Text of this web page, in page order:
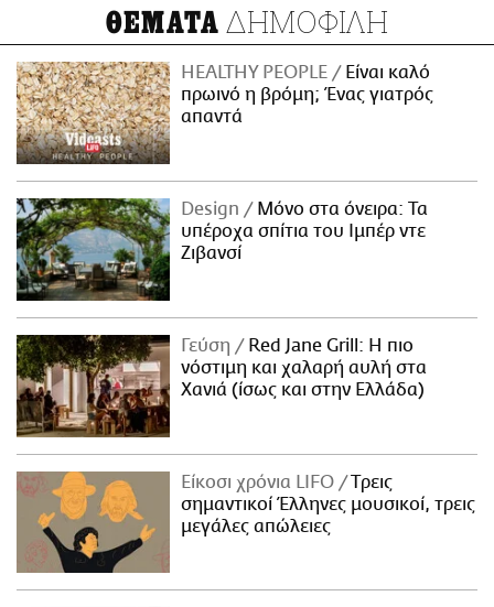
ΘΕΜΑΤΑ ΔΗΜΟΦΙΛΗ
HEALTHY PEOPLE
Είναι καλό
πρωινό η βρόμη; Ένας γιατρός
απαντά
Design
Μόνο στα όνειρα: Τα
υπέροχα σπίτια του Ιμπέρ ντε
Ζιβανσί
Γεύση
Red Jane Grill: Η πιο
νόστιμη και χαλαρή αυλή στα
Χανιά (ίσως και στην Ελλάδα)
Είκοσι χρόνια LIFO
Tρεις
σημαντικοί Έλληνες μουσικοί, τρεις
μεγάλες απώλειες